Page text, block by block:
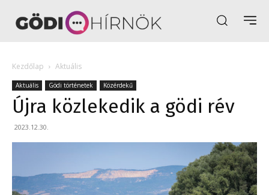
Kezdőlap Aktuális
Aktuális Gödi történetek Közérdekű
Újra közlekedik a gödi rév
2023.12.30.